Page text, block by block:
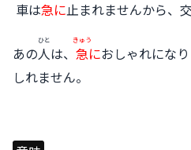
車は急に止まれませんから、
あの人
ひと
は、 急
きゅう
におしゃれになり
しれません。